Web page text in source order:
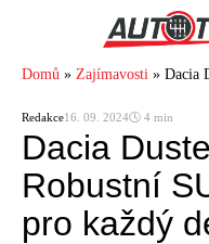
Domů » Zajímavosti » Dacia
Redakce16. 09. 2024🕓 4 min
Dacia
Robustní
pro každý